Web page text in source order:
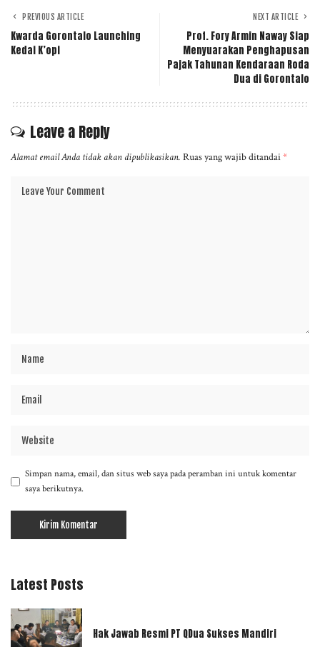
PREVIOUS ARTICLE
Kwarda Gorontalo Launching
Kedai K’opi
NEXT ARTICLE
Prof. Fory Armin Naway Siap
Menyuarakan Penghapusan
Pajak Tahunan Kendaraan Roda
Dua di Gorontalo
Leave a Reply
Alamat email Anda tidak akan dipublikasikan. Ruas yang wajib ditandai*
Simpan nama, email, dan situs web saya pada peramban ini untuk komentar
saya berikutnya.
Latest Posts
Hak Jawab Resmi PT QDua Sukses Mandiri